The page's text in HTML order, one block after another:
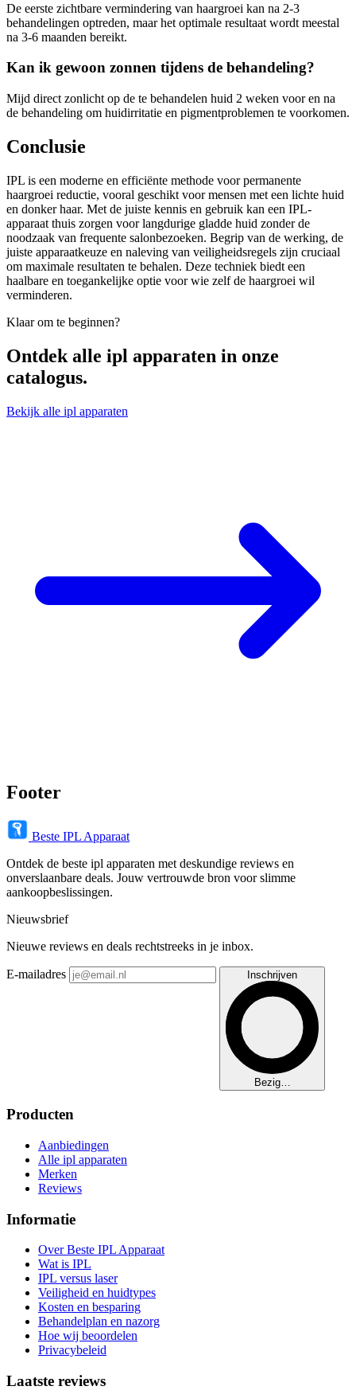
De eerste zichtbare vermindering van haargroei kan na 2-3
behandelingen optreden, maar het optimale resultaat wordt meestal
na 3-6 maanden bereikt.
Kan ik gewoon zonnen tijdens de behandeling?
Mijd direct zonlicht op de te behandelen huid 2 weken voor en na
de behandeling om huidirritatie en pigmentproblemen te voorkomen.
Conclusie
IPL is een moderne en efficiënte methode voor permanente
haargroei reductie, vooral geschikt voor mensen met een lichte huid
en donker haar. Met de juiste kennis en gebruik kan een IPL-
apparaat thuis zorgen voor langdurige gladde huid zonder de
noodzaak van frequente salonbezoeken. Begrip van de werking, de
juiste apparaatkeuze en naleving van veiligheidsregels zijn cruciaal
om maximale resultaten te behalen. Deze techniek biedt een
haalbare en toegankelijke optie voor wie zelf de haargroei wil
verminderen.
Klaar om te beginnen?
Ontdek alle ipl apparaten in onze
catalogus.
Bekijk alle ipl apparaten
Footer
Beste IPL Apparaat
Ontdek de beste ipl apparaten met deskundige reviews en
onverslaanbare deals. Jouw vertrouwde bron voor slimme
aankoopbeslissingen.
Nieuwsbrief
Nieuwe reviews en deals rechtstreeks in je inbox.
E-mailadres Inschrijven
Bezig…
Producten
Aanbiedingen
Alle ipl apparaten
Merken
Reviews
Informatie
Over Beste IPL Apparaat
Wat is IPL
IPL versus laser
Veiligheid en huidtypes
Kosten en besparing
Behandelplan en nazorg
Hoe wij beoordelen
Privacybeleid
Laatste reviews